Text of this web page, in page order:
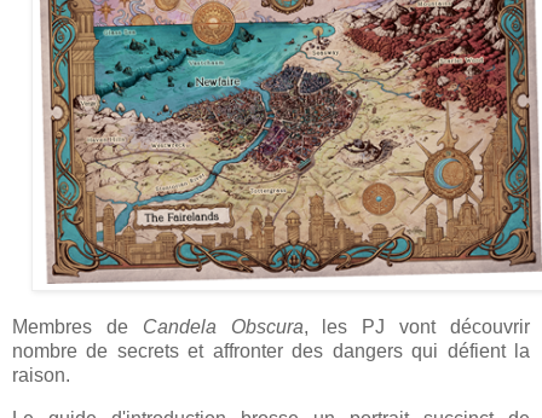
Membres de Candela Obscura, les PJ vont découvrir
nombre de secrets et affronter des dangers qui défient la
raison.